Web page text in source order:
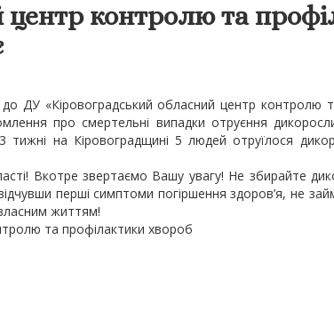
контролю та
ДУ «Кіровоградський обласний центр контролю
про смертельні випадки отруєння
тижні на Кіровоградщині 5 людей отруїлося
Вкотре звертаємо Вашу увагу! Не збирайте
перші симптоми погіршення здоров’я, не
життям!
та профілактики хвороб